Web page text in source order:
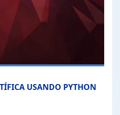
USANDO PYTHON